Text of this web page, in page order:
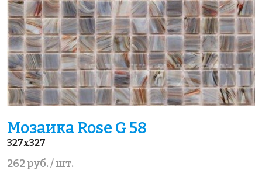
Мозаика Rose G 58
327x327
262 руб. / шт.